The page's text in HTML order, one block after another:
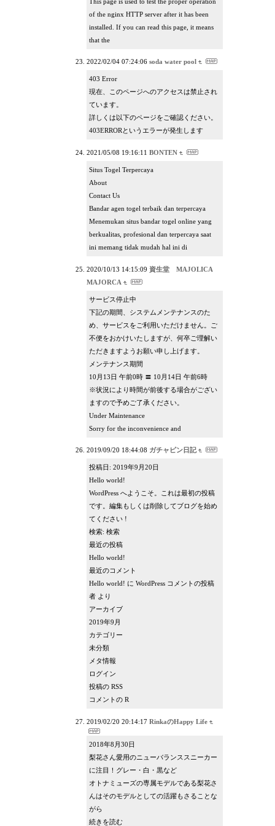
This page is used to test the proper operation
of the nginx HTTP server after it has been
installed. If you can read this page, it means
that the
2022/02/04 07:24:06 soda water pool
403 Error
現在、このページへのアクセスは禁止され
ています。
詳しくは以下のページをご確認ください。
403ERRORというエラーが発生します
2021/05/08 19:16:11 BONTEN
Situs Togel Terpercaya
About
Contact Us
Bandar agen togel terbaik dan terpercaya
Menemukan situs bandar togel online yang
berkualitas, profesional dan terpercaya saat
ini memang tidak mudah hal ini di
2020/10/13 14:15:09 資生堂 MAJOLICA
MAJORCA
サービス停止中
下記の期間、システムメンテナンスのた
め、サービスをご利用いただけません。ご
不便をおかけいたしますが、何卒ご理解い
ただきますようお願い申し上げます。
メンテナンス期間
10月13日 午前0時 〓 10月14日 午前6時
※状況により時間が前後する場合がござい
ますので予めご了承ください。
Under Maintenance
Sorry for the inconvenience and
2019/09/20 18:44:08 ガチャピン日記
投稿日: 2019年9月20日
Hello world!
WordPress へようこそ。これは最初の投稿
です。編集もしくは削除してブログを始め
てください !
検索: 検索
最近の投稿
Hello world!
最近のコメント
Hello world! に WordPress コメントの投稿
者 より
アーカイブ
2019年9月
カテゴリー
未分類
メタ情報
ログイン
投稿の RSS
コメントの R
2019/02/20 20:14:17 RinkaのHappy Life
2018年8月30日
梨花さん愛用のニューバランススニーカー
に注目！グレー・白・黒など
オトナミューズの専属モデルである梨花さ
んはそのモデルとしての活躍もさることな
がら
続きを読む